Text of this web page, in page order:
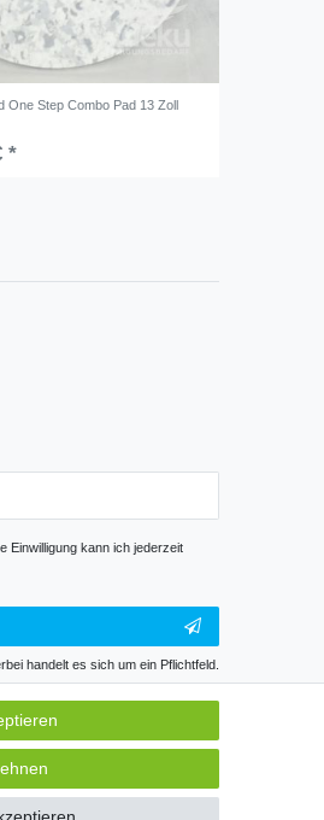
One Step Combo Pad 13 Zoll
*
Einwilligung kann ich jederzeit
handelt es sich um ein Pflichtfeld.